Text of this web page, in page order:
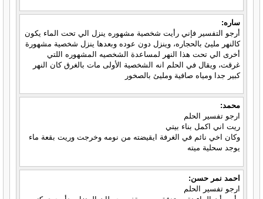
ساره:
أرجو التفسير فإني رأيت شخصية مشهوره ينزل الي تحت الماء يكون
كالنهر مليئ بالحجاره، وينزل دون عوده وبعدها ينزل شخصية مشهورة
أخرى الي تحت هذا النهر لمساعدة الشخصيه المشهوره اللتي
غرقت، ويقال في الحلم انه الشخصية الأولى مات بالغرق كان النهر
كبير جدا ومياه صافية ومليئ بالصخور
محمد:
ارجو تفسير الحلم
ريت اني اكمل بناء بيتي
وكان اخي نائم في الغرفة ايقيضته من نومه وخرجت وريت بقعة ماء
يوجد سحلية ميته
احمد نمر حسن:
ارجو تفسير الحلم